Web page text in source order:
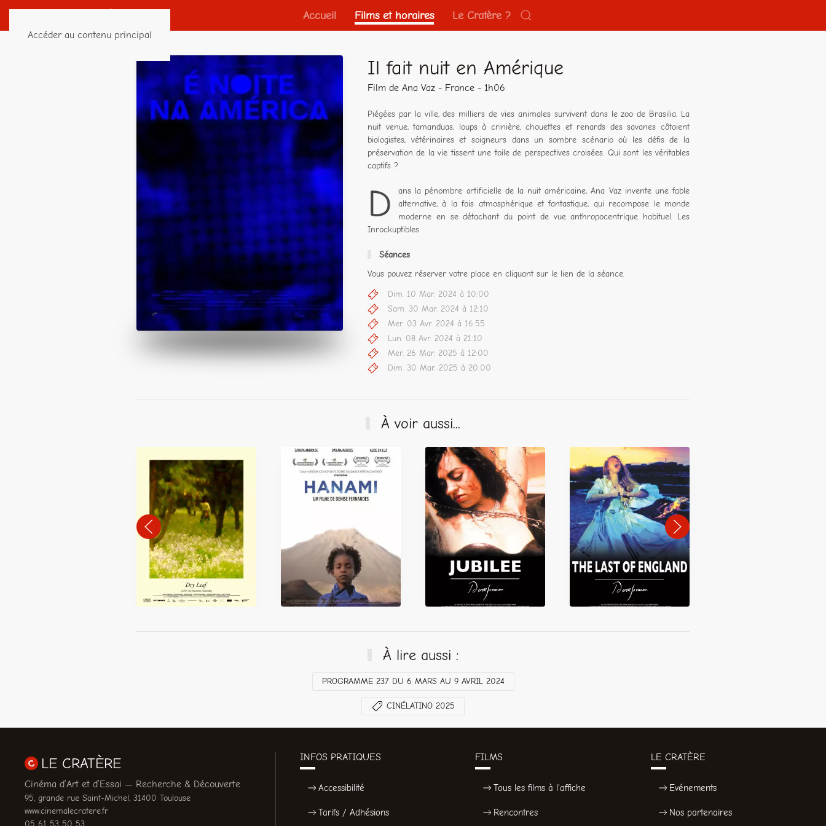
Accéder au contenu principal
Accueil Films et horaires Le Cratère ?
Il fait nuit en Amérique
Film de Ana Vaz - France - 1h06
Piégées par la ville, des milliers de vies animales survivent dans le zoo de Brasilia. La
nuit venue, tamanduas, loups à crinière, chouettes et renards des savanes côtoient
biologistes, vétérinaires et soigneurs dans un sombre scénario où les défis de la
préservation de la vie tissent une toile de perspectives croisées. Qui sont les véritables
captifs ?
D
ans la pénombre artificielle de la nuit américaine, Ana Vaz invente une fable
alternative, à la fois atmosphérique et fantastique, qui recompose le monde
moderne en se détachant du point de vue anthropocentrique habituel. Les
Inrockuptibles
Séances
Vous pouvez réserver votre place en cliquant sur le lien de la séance.
Dim. 10 Mar. 2024 à 10:00
Sam. 30 Mar. 2024 à 12:10
Mer. 03 Avr. 2024 à 16:55
Lun. 08 Avr. 2024 à 21:10
Mer. 26 Mar. 2025 à 12:00
Dim. 30 Mar. 2025 à 20:00
À voir aussi...
À lire aussi :
PROGRAMME 237 DU 6 MARS AU 9 AVRIL 2024
CINÉLATINO 2025
LE CRATÈRE
Cinéma d’Art et d’Essai — Recherche & Découverte
95, grande rue Saint-Michel, 31400 Toulouse
www.cinemalecratere.fr
05 61 53 50 53
INFOS PRATIQUES
Accessibilité
Tarifs / Adhésions
FILMS
Tous les films à l'affiche
Rencontres
LE CRATÈRE
Evénements
Nos partenaires